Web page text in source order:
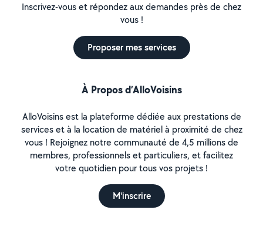
Inscrivez-vous et répondez aux demandes près de chez
vous !
Proposer mes services
À Propos d’AlloVoisins
AlloVoisins est la plateforme dédiée aux prestations de
services et à la location de matériel à proximité de chez
vous ! Rejoignez notre communauté de 4,5 millions de
membres, professionnels et particuliers, et facilitez
votre quotidien pour tous vos projets !
M'inscrire